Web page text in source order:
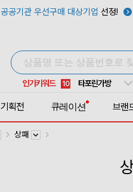
공공기관 우선구매 대상기업 선정!
인기키워드
7 텀블러
9
10 타포린가방
1 선풍기
기획전 큐레이션 브랜
상패